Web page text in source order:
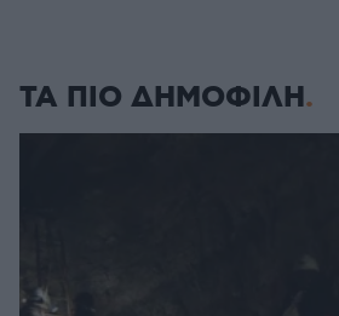
ΤΑ ΠΙΟ ΔΗΜΟΦΙΛΗ